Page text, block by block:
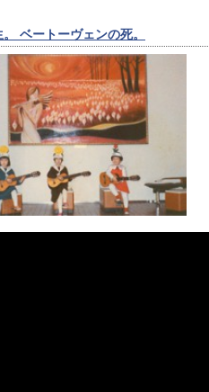
ベートーヴェンの死。